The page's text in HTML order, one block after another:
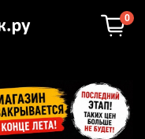
0